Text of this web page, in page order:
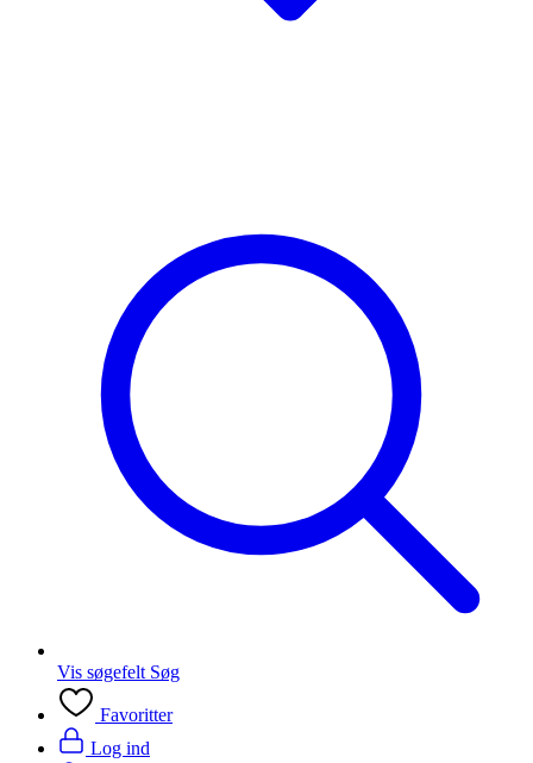
Vis søgefelt Søg
Favoritter
Log ind